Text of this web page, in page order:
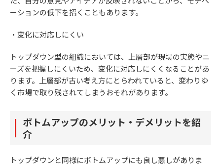
ーションの低下を招くこともあります。
・変化に対応しにくい
トップダウン型の組織においては、上層部が現場の実態やニ
ーズを把握しにくいため、変化に対応しにくくなることがあ
ります。上層部が古い考え方にとらわれていると、変わりゆ
く市場で取り残されてしまうおそれがあります。
ボトムアップのメリット・デメリットを紹
介
トップダウンと同様にボトムアップにも良し悪しがありま